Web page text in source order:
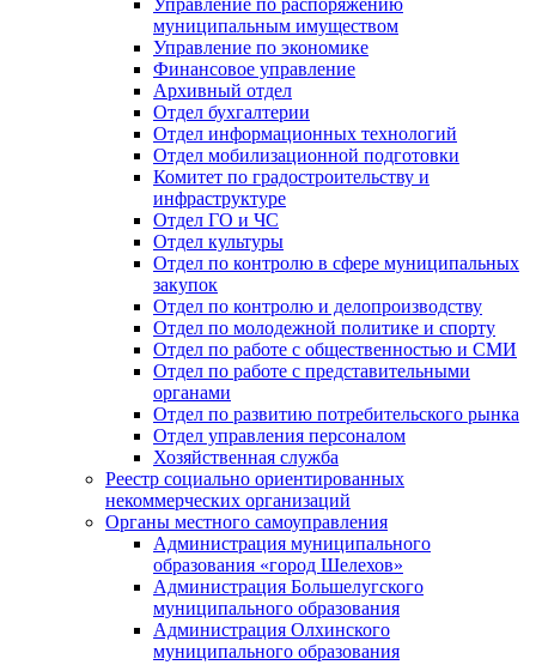
муниципальным имуществом
Управление по экономике
Финансовое управление
Архивный отдел
Отдел бухгалтерии
Отдел информационных технологий
Отдел мобилизационной подготовки
Комитет по градостроительству и
инфраструктуре
Отдел ГО и ЧС
Отдел культуры
Отдел по контролю в сфере муниципальных
закупок
Отдел по контролю и делопроизводству
Отдел по молодежной политике и спорту
Отдел по работе с общественностью и СМИ
Отдел по работе с представительными
органами
Отдел по развитию потребительского рынка
Отдел управления персоналом
Хозяйственная служба
Реестр социально ориентированных
некоммерческих организаций
Органы местного самоуправления
Администрация муниципального
образования «город Шелехов»
Администрация Большелугского
муниципального образования
Администрация Олхинского
муниципального образования